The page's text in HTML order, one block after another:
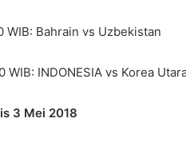
WIB: Bahrain vs Uzbekistan
WIB: INDONESIA vs Korea
3 Mei 2018